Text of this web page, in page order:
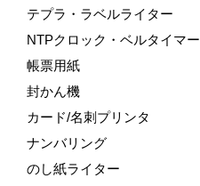
テプラ・ラベルライター
NTPクロック・ベルタイマー
帳票用紙
封かん機
カード/名刺プリンタ
ナンバリング
のし紙ライター